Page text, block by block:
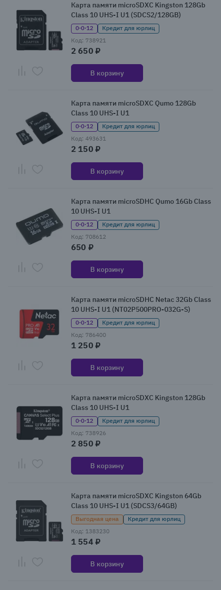
Карта памяти microSDXC Kingston 128Gb
Class 10 UHS-I U1 (SDCS2/128GB)
0·0·12
Кредит для юрлиц
Код: 738921
2 650 ₽
В корзину
Карта памяти microSDXC Qumo 128Gb
Class 10 UHS-I U1
0·0·12
Кредит для юрлиц
Код: 493631
2 150 ₽
В корзину
Карта памяти microSDHC Qumo 16Gb Class
10 UHS-I U1
0·0·12
Кредит для юрлиц
Код: 708612
650 ₽
В корзину
Карта памяти microSDHC Netac 32Gb Class
10 UHS-I U1 (NT02P500PRO-032G-S)
0·0·12
Кредит для юрлиц
Код: 786400
1 250 ₽
В корзину
Карта памяти microSDXC Kingston 128Gb
Class 10 UHS-I U1
0·0·12
Кредит для юрлиц
Код: 738926
2 850 ₽
В корзину
Карта памяти microSDXC Kingston 64Gb
Class 10 UHS-I U1 (SDCS3/64GB)
Выгодная цена
Кредит для юрлиц
Код: 1383230
1 554 ₽
В корзину